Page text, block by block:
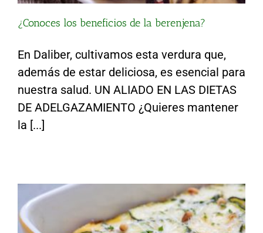
¿Conoces los beneficios de la berenjena?
En Daliber, cultivamos esta verdura que,
además de estar deliciosa, es esencial para
nuestra salud. UN ALIADO EN LAS DIETAS
DE ADELGAZAMIENTO ¿Quieres mantener
la [...]
Gratinado de carne picada con calabacín